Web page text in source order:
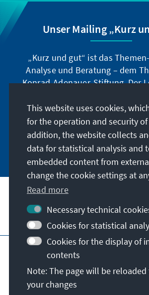
Unser Mailing „Kurz
„Kurz und gut“ ist das
Analyse und Beratung – dem
Konrad-Adenauer-Stiftung. Der
Abständen in aller Kürze über
für unsere nahe Zukunft für
Jetzt abonnieren
Visit also
Imprint Data protection
Declaration on
Report an accessibility
© Konrad-Adenauer-Stiftung
This website uses cookies,
for the operation and security
addition, the website collects
data for statistical analysis and
embedded content from
change the cookie settings at
Read more
Necessary technical
Cookies for statistical
Cookies for the display of
contents
Note: The page will be
your changes